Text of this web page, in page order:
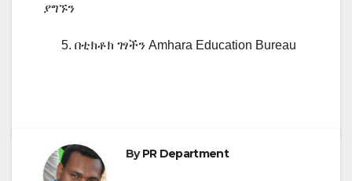
ያግኙን
በቲክቶክ ገፃችን Amhara Education Bureau
ByPR Department